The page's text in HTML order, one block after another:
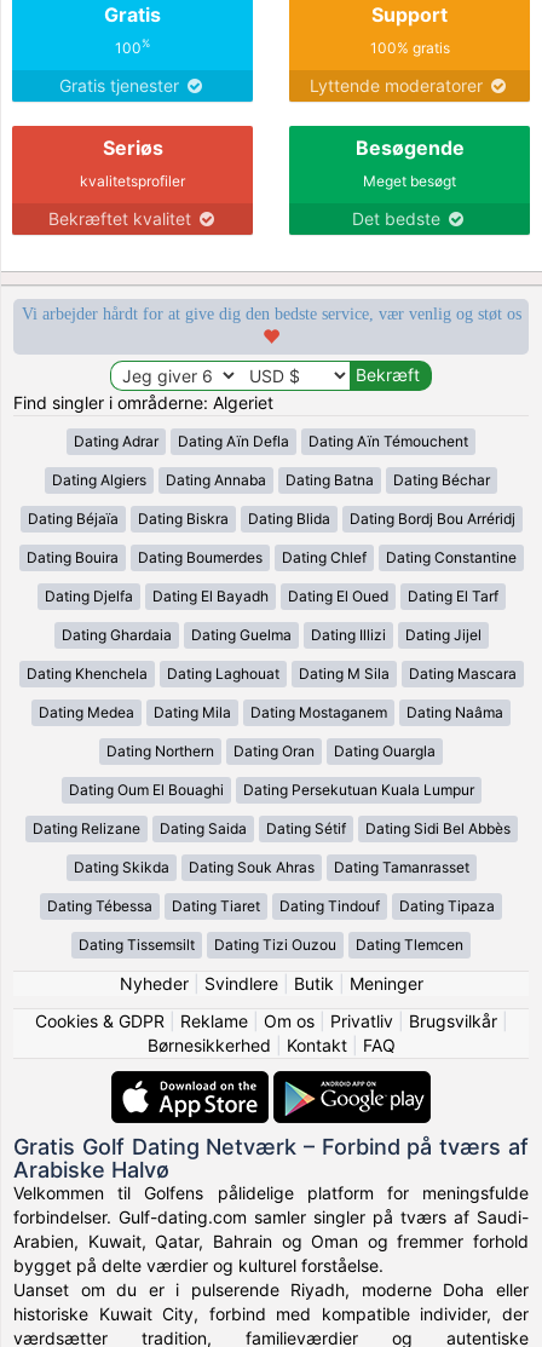
Gratis
100%
Gratis tjenester
Support
100% gratis
Lyttende moderatorer
Seriøs
kvalitetsprofiler
Bekræftet kvalitet
Besøgende
Meget besøgt
Det bedste
Vi arbejder hårdt for at give dig den bedste service, vær venlig og støt os
Find singler i områderne: Algeriet
Dating Adrar Dating Aïn Defla Dating Aïn Témouchent
Dating Algiers Dating Annaba Dating Batna Dating Béchar
Dating Béjaïa Dating Biskra Dating Blida Dating Bordj Bou Arréridj
Dating Bouira Dating Boumerdes Dating Chlef Dating Constantine
Dating Djelfa Dating El Bayadh Dating El Oued Dating El Tarf
Dating Ghardaia Dating Guelma Dating Illizi Dating Jijel
Dating Khenchela Dating Laghouat Dating M Sila Dating Mascara
Dating Medea Dating Mila Dating Mostaganem Dating Naâma
Dating Northern Dating Oran Dating Ouargla
Dating Oum El Bouaghi Dating Persekutuan Kuala Lumpur
Dating Relizane Dating Saida Dating Sétif Dating Sidi Bel Abbès
Dating Skikda Dating Souk Ahras Dating Tamanrasset
Dating Tébessa Dating Tiaret Dating Tindouf Dating Tipaza
Dating Tissemsilt Dating Tizi Ouzou Dating Tlemcen
Nyheder| Svindlere| Butik
Meninger
Cookies & GDPR
Reklame| Om os| Privatliv| Brugsvilkår|
Børnesikkerhed
Kontakt| FAQ
Gratis Golf Dating Netværk – Forbind på tværs af
Arabiske Halvø
Velkommen til Golfens pålidelige platform for meningsfulde
forbindelser. Gulf-dating.com samler singler på tværs af Saudi-
Arabien, Kuwait, Qatar, Bahrain og Oman og fremmer forhold
bygget på delte værdier og kulturel forståelse.
Uanset om du er i pulserende Riyadh, moderne Doha eller
historiske Kuwait City, forbind med kompatible individer, der
værdsætter tradition, familieværdier og autentiske